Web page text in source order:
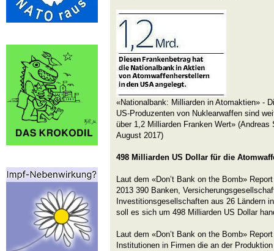
«Nationalbank: Milliarden in Atomaktien» -
US-Produzenten von Nuklearwaffen sind
über 1,2 Milliarden Franken Wert»
August 2017)
498 Milliarden US Dollar für die
Laut dem «Don’t Bank on the Bomb»
2013 390 Banken,
Investitionsgesellschaften aus 26 Ländern
soll es sich um 498 Milliarden US Dollar
Laut dem «Don’t Bank on the Bomb»
Institutionen in Firmen die an der